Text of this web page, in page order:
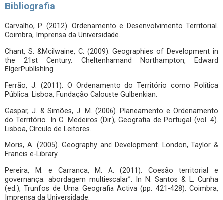
Bibliografia
Carvalho, P. (2012). Ordenamento e Desenvolvimento Territorial.
Coimbra, Imprensa da Universidade.
Chant, S. &Mcilwaine, C. (2009). Geographies of Development in
the 21st Century. Cheltenhamand Northampton, Edward
ElgerPublishing.
Ferrão, J. (2011). O Ordenamento do Território como Política
Pública. Lisboa, Fundação Calouste Gulbenkian.
Gaspar, J. & Simões, J. M. (2006). Planeamento e Ordenamento
do Território. In C. Medeiros (Dir.), Geografia de Portugal (vol. 4).
Lisboa, Círculo de Leitores.
Moris, A. (2005). Geography and Development. London, Taylor &
Francis e-Library.
Pereira, M. e Carranca, M. A. (2011). Coesão territorial e
governança: abordagem multiescalar”. In N. Santos & L. Cunha
(ed.), Trunfos de Uma Geografia Activa (pp. 421-428). Coimbra,
Imprensa da Universidade.